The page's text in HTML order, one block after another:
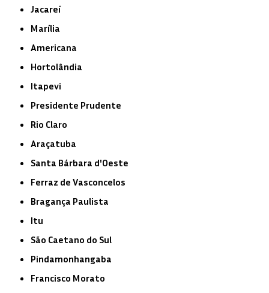
Jacareí
Marília
Americana
Hortolândia
Itapevi
Presidente Prudente
Rio Claro
Araçatuba
Santa Bárbara d'Oeste
Ferraz de Vasconcelos
Bragança Paulista
Itu
São Caetano do Sul
Pindamonhangaba
Francisco Morato